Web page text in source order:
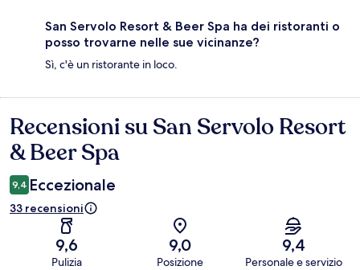
San Servolo Resort & Beer Spa ha dei ristoranti o
posso trovarne nelle sue vicinanze?
Sì, c'è un ristorante in loco.
Recensioni
Recensioni su San Servolo Resort
& Beer Spa
9,4 Eccezionale
33 recensioni
9,6
Pulizia
9,0
Posizione
9,4
Personale e servizio